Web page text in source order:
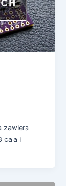
zawiera
cala i